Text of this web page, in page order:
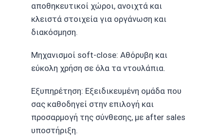
αποθηκευτικοί χώροι, ανοιχτά και
κλειστά στοιχεία για οργάνωση και
διακόσμηση.
Μηχανισμοί soft-close: Αθόρυβη και
εύκολη χρήση σε όλα τα ντουλάπια.
Εξυπηρέτηση: Εξειδικευμένη ομάδα που
σας καθοδηγεί στην επιλογή και
προσαρμογή της σύνθεσης, με after sales
υποστήριξη.